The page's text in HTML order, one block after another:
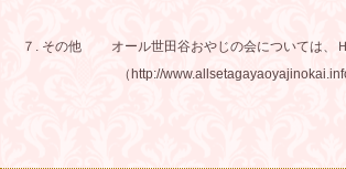
７. その他 オール世田谷おやじの会については、Ｈ
（http://